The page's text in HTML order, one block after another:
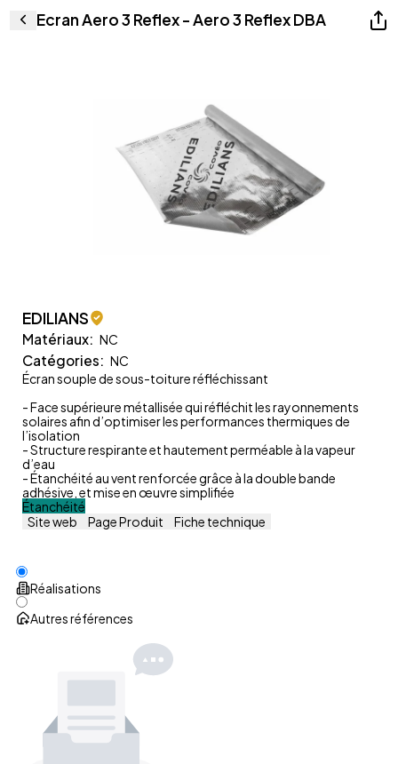
Ecran Aero 3 Reflex - Aero 3 Reflex DBA
EDILIANS
Matériaux: NC
Catégories: NC
Écran souple de sous-toiture réfléchissant
- Face supérieure métallisée qui réfléchit les rayonnements
solaires afin d’optimiser les performances thermiques de
l’isolation
- Structure respirante et hautement perméable à la vapeur
d’eau
- Étanchéité au vent renforcée grâce à la double bande
adhésive, et mise en œuvre simplifiée
Étanchéité
Site web
Page Produit Fiche technique
Réalisations
Autres références